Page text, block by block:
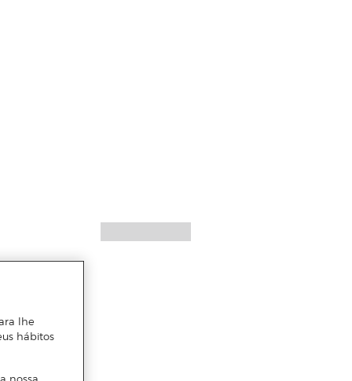
lhe
hábitos
nossa